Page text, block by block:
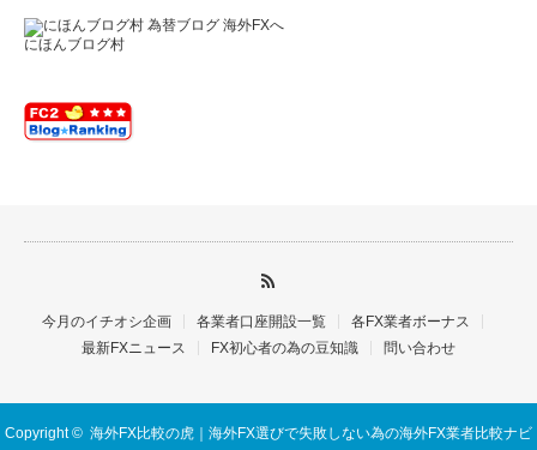
にほんブログ村
今月のイチオシ企画 各業者口座開設一覧
各FX業者ボーナス
最新FXニュース
FX初心者の為の豆知識 問い合わせ
Copyright © 海外FX比較の虎｜海外FX選びで失敗しない為の海外FX業者比較ナビ